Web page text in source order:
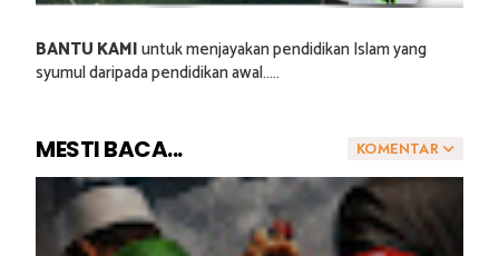
BANTU KAMIuntuk menjayakan pendidikan Islam yang
syumul daripada pendidikan awal.....
KOMENTAR
MESTI BACA...